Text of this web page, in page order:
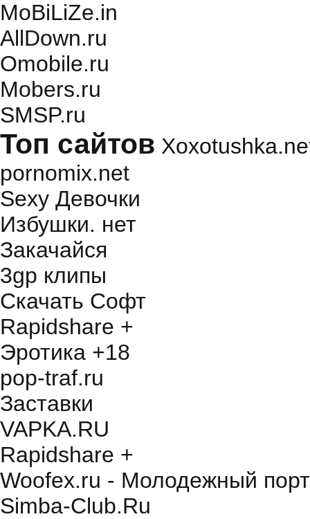
MoBiLiZe.in
AllDown.ru
Оmobile.ru
Mobers.ru
SMSP.ru
Топ сайтов
pornomix.net
Sexy Девочки
Избушки. нет
Закачайся
3gp клипы
Скачать Софт
Rapidshare +
Эротика +18
pop-traf.ru
Заставки
VAPKA.RU
Rapidshare +
Woofex.ru - Молодежный
Simba-Club.Ru